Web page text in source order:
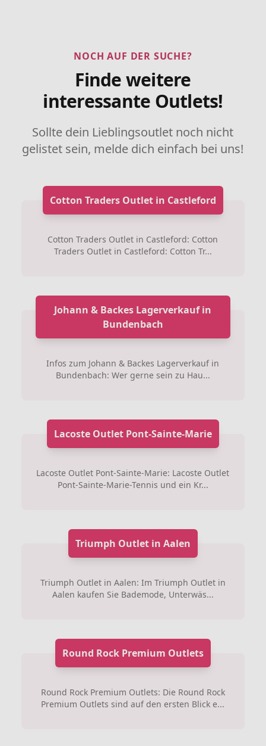
NOCH AUF DER SUCHE?
Finde weitere
interessante Outlets!
Sollte dein Lieblingsoutlet noch nicht
gelistet sein, melde dich einfach bei uns!
Cotton Traders Outlet in Castleford
Cotton Traders Outlet in Castleford: Cotton
Traders Outlet in Castleford: Cotton Tr...
Johann & Backes Lagerverkauf in
Bundenbach
Infos zum Johann & Backes Lagerverkauf in
Bundenbach: Wer gerne sein zu Hau...
Lacoste Outlet Pont-Sainte-Marie
Lacoste Outlet Pont-Sainte-Marie: Lacoste Outlet
Pont-Sainte-Marie-Tennis und ein Kr...
Triumph Outlet in Aalen
Triumph Outlet in Aalen: Im Triumph Outlet in
Aalen kaufen Sie Bademode, Unterwäs...
Round Rock Premium Outlets
Round Rock Premium Outlets: Die Round Rock
Premium Outlets sind auf den ersten Blick e...